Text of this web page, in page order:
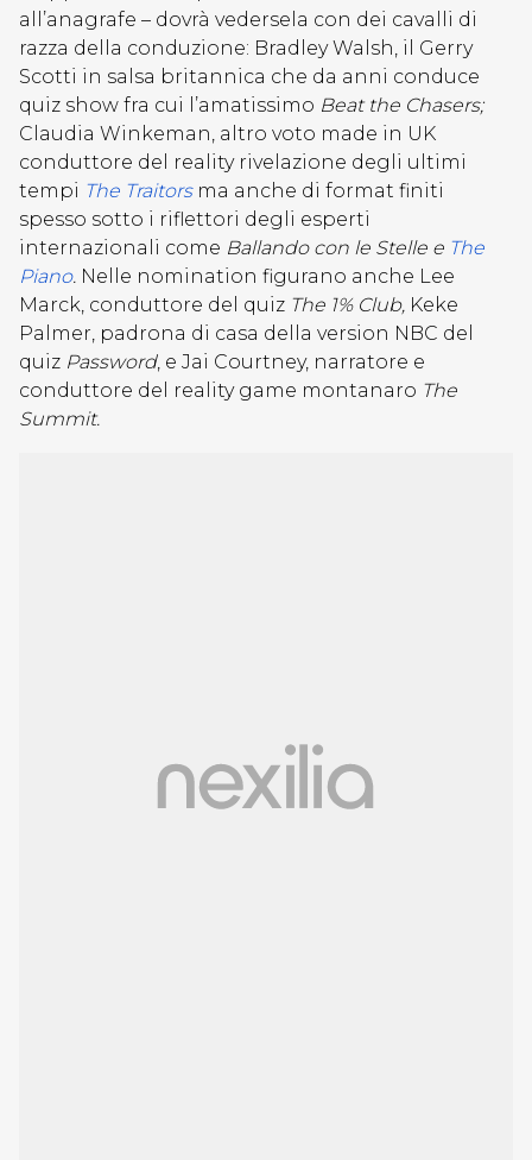
all’anagrafe – dovrà vedersela con dei cavalli di
razza della conduzione: Bradley Walsh, il Gerry
Scotti in salsa britannica che da anni conduce
quiz show fra cui l’amatissimo Beat the Chasers;
Claudia Winkeman, altro voto made in UK
conduttore del reality rivelazione degli ultimi
tempi The Traitorsma anche di format finiti
spesso sotto i riflettori degli esperti
internazionali come Ballando con le Stelle e The
Piano. Nelle nomination figurano anche Lee
Marck, conduttore del quiz The 1% Club, Keke
Palmer, padrona di casa della version NBC del
quiz Password, e Jai Courtney, narratore e
conduttore del reality game montanaro The
Summit.